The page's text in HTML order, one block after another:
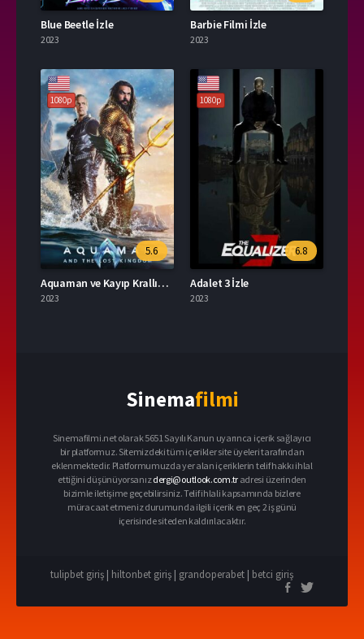
Blue Beetle İzle
2023
Barbie Filmi İzle
2023
1080p
5.6
Aquaman ve Kayıp Krallık İzle
2023
1080p
6.8
Adalet 3 İzle
2023
Sinemafilmi
Sinemafilmi.net olarak 5651 Sayılı Kanun uyarınca içerik sağlayıcı
bir platformuz. Sitemizdeki tüm içerikler site üyeleri tarafından
eklenmektedir. Platformumuzda yer alan içeriklerin telif hakkı ihlal
ettiğini düşünüyorsanızdergi@outlook.com.tr adresi üzerinden
bizimle iletişime geçebilirsiniz. Telif ihlali kapsamında bizlere
müracaat etmeniz durumunda ilgili içerik en geç 2 iş günü
içerisinde siteden kaldırılacaktır.
tulipbet giriş | hiltonbet giriş | grandoperabet | betci giriş